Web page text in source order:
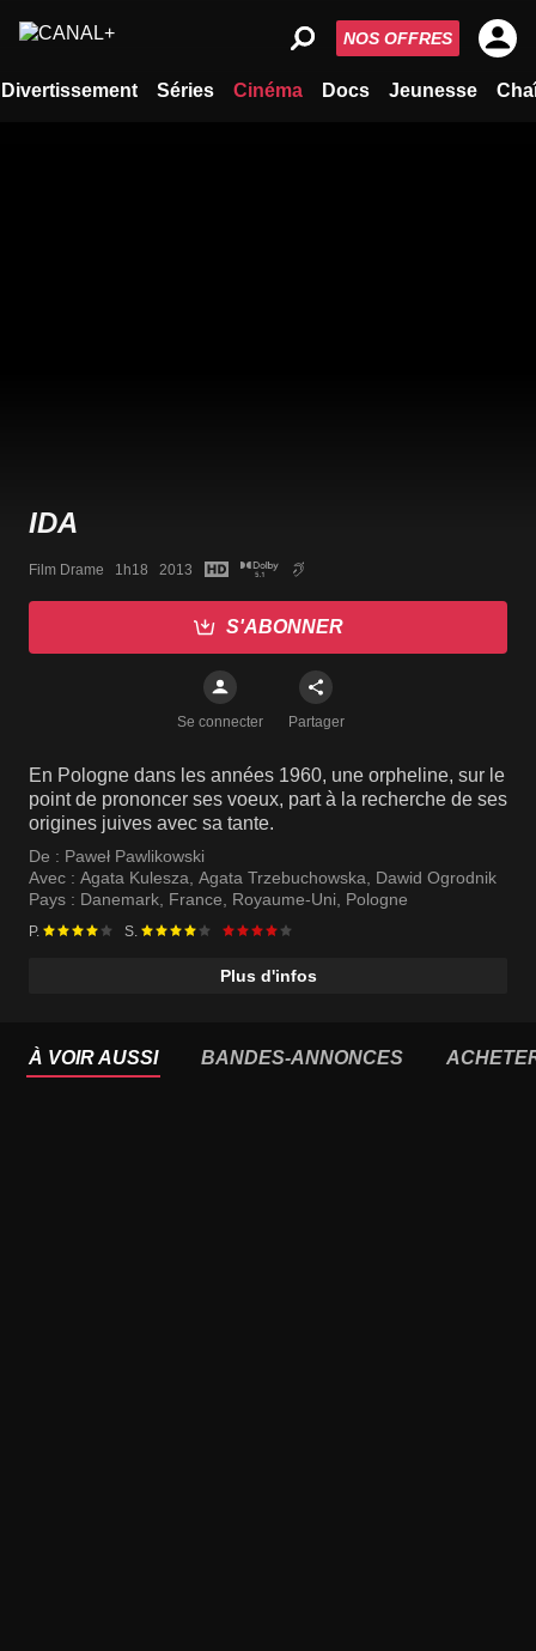
Divertissement Séries Cinéma Docs Jeunesse
NOS OFFRES
IDA
Film Drame   1h18   2013
S'ABONNER
Se connecter Partager
En Pologne dans les années 1960, une orpheline, sur le
point de prononcer ses voeux, part à la recherche de ses
origines juives avec sa tante.
De : Paweł Pawlikowski
Avec : Agata Kulesza Agata Trzebuchowska
Dawid Ogrodnik
Pays : Danemark France Royaume-Uni Pologne
P. S.
Plus d'infos
À VOIR AUSSI BANDES-ANNONCES